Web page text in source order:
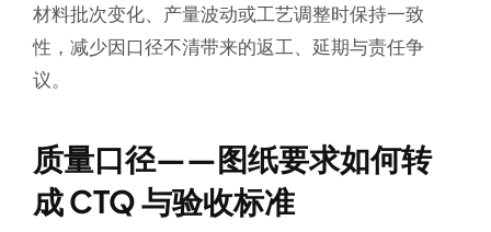
材料批次变化、产量波动或工艺调整时保持一致
性，减少因口径不清带来的返工、延期与责任争
议。
质量口径——图纸要求如何转
成 CTQ 与验收标准